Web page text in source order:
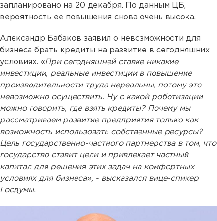
запланировано на 20 декабря. По данным ЦБ,
вероятность ее повышения снова очень высока.
Александр Бабаков заявил о невозможности для
бизнеса брать кредиты на развитие в сегодняшних
условиях. «При сегодняшней ставке никакие
инвестиции, реальные инвестиции в повышение
производительности труда нереальны, потому это
невозможно осуществить. Ну о какой роботизации
можно говорить, где взять кредиты? Почему мы
рассматриваем развитие предприятия только как
возможность использовать собственные ресурсы?
Цель государственно-частного партнерства в том, что
государство ставит цели и привлекает частный
капитал для решения этих задач на комфортных
условиях для бизнеса», - высказался вице-спикер
Госдумы.